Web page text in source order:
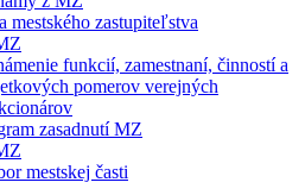
mestského zastupiteľstva
funkcií, zamestnaní, činností a
pomerov verejných
zasadnutí MZ
mestskej časti